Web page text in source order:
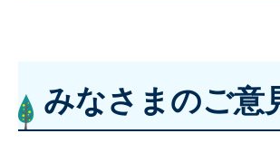
みなさまのご意